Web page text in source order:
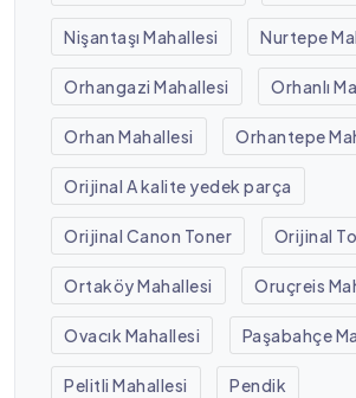
Nişantaşı Mahallesi Nurtepe
Orhangazi Mahallesi Orhanlı
Orhan Mahallesi Orhantepe
Orijinal A kalite yedek parça
Orijinal Canon Toner Orijinal
Ortaköy Mahallesi Oruçreis
Ovacık Mahallesi Paşabahçe
Pelitli Mahallesi Pendik